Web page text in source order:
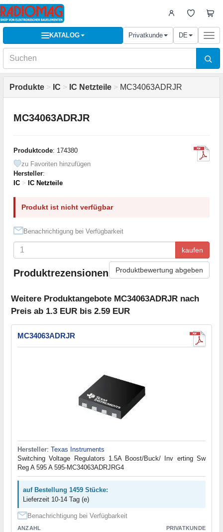
KATALOG Privatkunde DE
Produkte > IC > IC Netzteile > MC34063ADRJR
MC34063ADRJR
Produktcode: 174380
zu Favoriten hinzufügen
Hersteller:
IC > IC Netzteile
Produkt ist nicht verfügbar
Benachrichtigung bei Verfügbarkeit
kaufen
Produktrezensionen Produktbewertung abgeben
Weitere Produktangebote MC34063ADRJR nach
Preis ab 1.3 EUR bis 2.59 EUR
MC34063ADRJR
Hersteller: Texas Instruments
Switching Voltage Regulators 1.5A Boost/Buck/ Inv erting Sw
Reg A 595 A 595-MC34063ADRJRG4
auf Bestellung 1459 Stücke:
Lieferzeit 10-14 Tag (e)
Benachrichtigung bei Verfügbarkeit
ANZAHL PRIVATKUNDE